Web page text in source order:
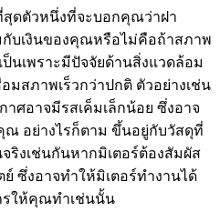
จัดการกับปัญหานี้อย่างถูกต้อง
นี้เพียงเพราะมิเตอร์ของคุณถูก
เติมอีกชั้นหนึ่งควรระมัดระวัง
ร์ไฟฟ้าด้วยเพื่อ
ดิม แน่นอน ตัวมิเตอร์มีความ